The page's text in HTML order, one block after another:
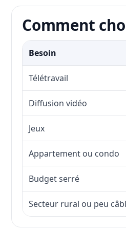
Comment
Besoin
Télétravail
Diffusion vidéo
Jeux
Appartement ou condo
Budget serré
Secteur rural ou peu